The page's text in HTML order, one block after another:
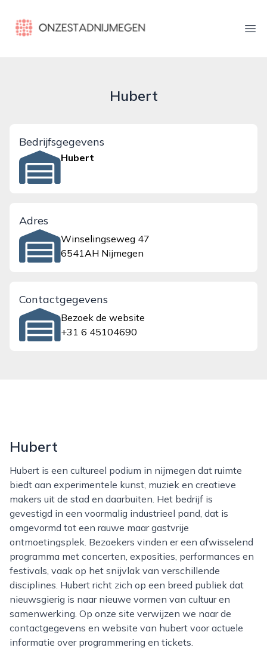
onzestadnijmegen.nl
Hubert
Bedrijfsgegevens
Hubert
Adres
Winselingseweg 47
6541AH Nijmegen
Contactgegevens
Bezoek de website
+31 6 45104690
Hubert
Hubert is een cultureel podium in nijmegen dat ruimte
biedt aan experimentele kunst, muziek en creatieve
makers uit de stad en daarbuiten. Het bedrijf is
gevestigd in een voormalig industrieel pand, dat is
omgevormd tot een rauwe maar gastvrije
ontmoetingsplek. Bezoekers vinden er een afwisselend
programma met concerten, exposities, performances en
festivals, vaak op het snijvlak van verschillende
disciplines. Hubert richt zich op een breed publiek dat
nieuwsgierig is naar nieuwe vormen van cultuur en
samenwerking. Op onze site verwijzen we naar de
contactgegevens en website van hubert voor actuele
informatie over programmering en tickets.